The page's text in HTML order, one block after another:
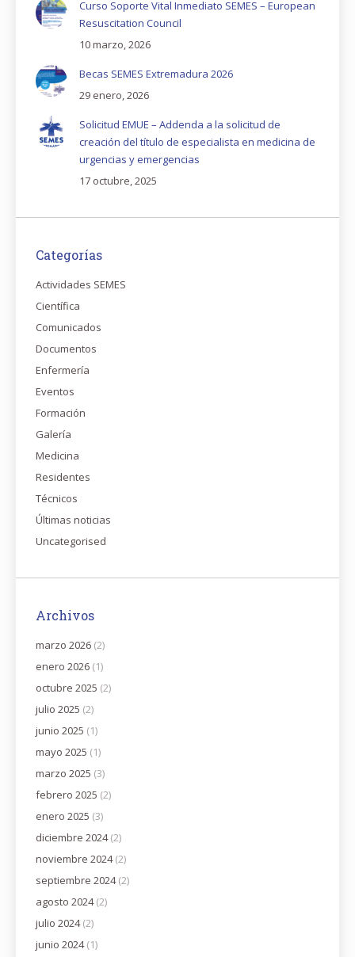
Curso Soporte Vital Inmediato SEMES – European
Resuscitation Council
10 marzo, 2026
Becas SEMES Extremadura 2026
29 enero, 2026
Solicitud EMUE – Addenda a la solicitud de
creación del título de especialista en medicina de
urgencias y emergencias
17 octubre, 2025
Categorías
Actividades SEMES
Científica
Comunicados
Documentos
Enfermería
Eventos
Formación
Galería
Medicina
Residentes
Técnicos
Últimas noticias
Uncategorised
Archivos
marzo 2026 (2)
enero 2026 (1)
octubre 2025 (2)
julio 2025 (2)
junio 2025 (1)
mayo 2025 (1)
marzo 2025 (3)
febrero 2025 (2)
enero 2025 (3)
diciembre 2024(2)
noviembre 2024(2)
septiembre 2024(2)
agosto 2024(2)
julio 2024(2)
junio 2024(1)